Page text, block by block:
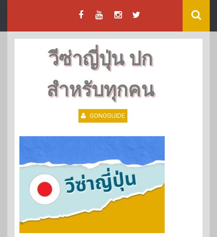
วีซ่าญี่ปุ่น ปก
สำหรับทุกคน
GONOGUIDE